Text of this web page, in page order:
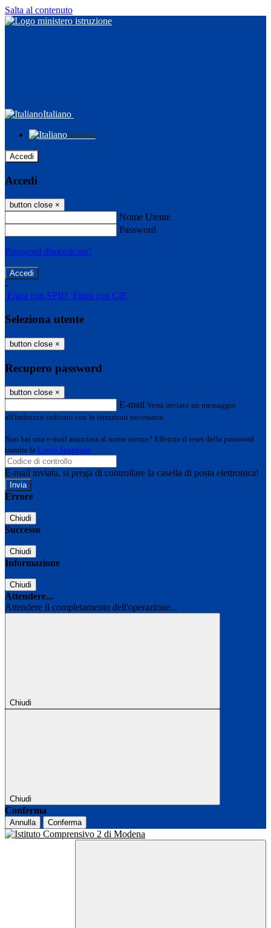
Salta al contenuto
Italiano
Italiano
Accedi
Accedi
button close ×
Nome Utente
Password
Password dimenticata?
-
Entra con SPID Entra con CIE
Seleziona utente
button close ×
Recupero password
button close ×
E-mail Verrà inviato un messaggio
all'indirizzo indicato con le istruzioni necessarie.
Non hai una e-mail associata al nome utente? Effettua il reset della password
tramite la Login Spaggiari
E-mail inviata, si prega di controllare la casella di posta elettronica!
Errore
Chiudi
Successo
Chiudi
Informazione
Chiudi
Attendere...
Attendere il completamento dell'operazione...
Chiudi
Chiudi
Conferma
Annulla Conferma